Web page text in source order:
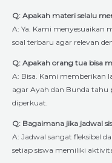
Q: Apakah materi selalu
A: Ya. Kami menyesuaikan
soal terbaru agar relevan
Q: Apakah orang tua bisa
A: Bisa. Kami memberikan
agar Ayah dan Bunda tahu
diperkuat.
Q: Bagaimana jika jadwal
A: Jadwal sangat fleksibel
setiap siswa memiliki